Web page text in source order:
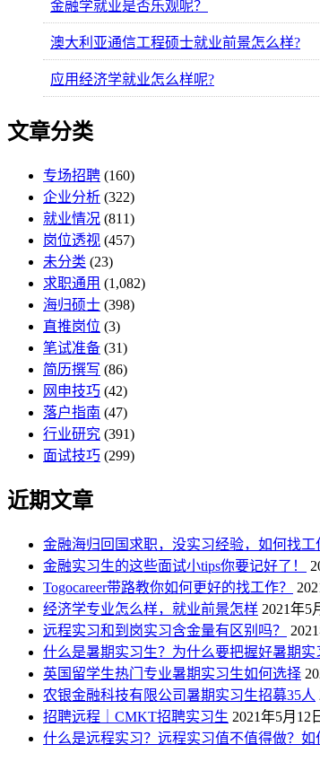
金融学就业是否乐观呢？
澳大利亚通信工程硕士就业前景怎么样?
应用经济学就业怎么样呢?
文章分类
专场招聘 (160)
企业分析 (322)
就业情况 (811)
岗位透视 (457)
未分类 (23)
求职通用 (1,082)
海归硕士 (398)
直推岗位 (3)
笔试准备 (31)
简历撰写 (86)
网申技巧 (42)
落户指南 (47)
行业研究 (391)
面试技巧 (299)
近期文章
金融海归回国求职，没实习经验，如何找工
金融实习生的这些面试小tips你要记好了！
Togocareer带路教你如何更好的找工作？
经济学专业怎么样，就业前景怎样 2021年5
远程实习和到岗实习含金量有区别吗？
什么是暑期实习生？为什么要把握好暑期实
英国留学生热门专业暑期实习生如何选择
农银金融科技有限公司暑期实习生招募35人
招聘远程｜CMKT招聘实习生 2021年5月12
什么是远程实习？远程实习值不值得做？如